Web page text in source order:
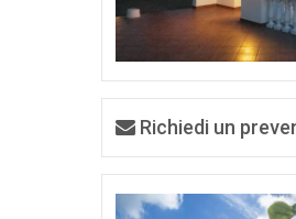
Richiedi un